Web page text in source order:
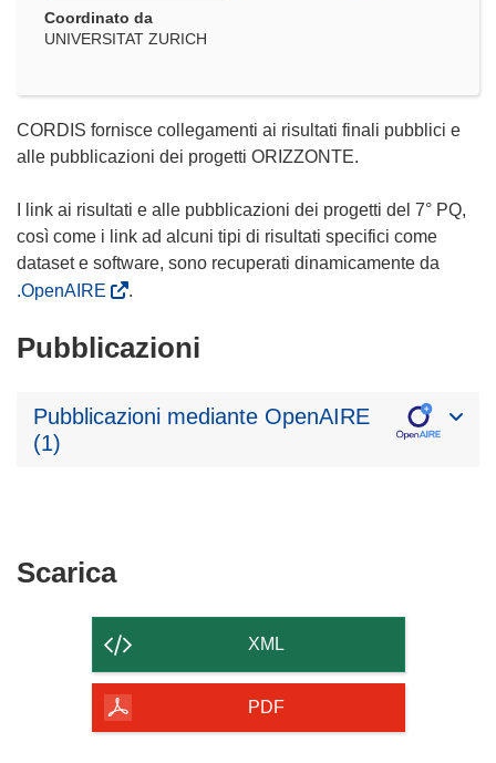
Coordinato da
UNIVERSITAT ZURICH
CORDIS fornisce collegamenti ai risultati finali pubblici e
alle pubblicazioni dei progetti ORIZZONTE.
I link ai risultati e alle pubblicazioni dei progetti del 7° PQ,
così come i link ad alcuni tipi di risultati specifici come
dataset e software, sono recuperati dinamicamente da
.OpenAIRE
.
Pubblicazioni
Pubblicazioni mediante OpenAIRE
(1)
ScaricaScarica
contenuto
della
pagina
XML
PDF